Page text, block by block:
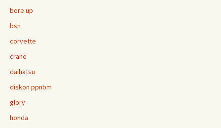
bore up
bsn
corvette
crane
daihatsu
diskon ppnbm
glory
honda